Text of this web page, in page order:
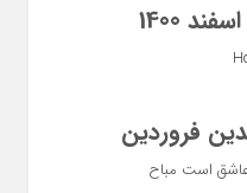
فروردین
است مباح